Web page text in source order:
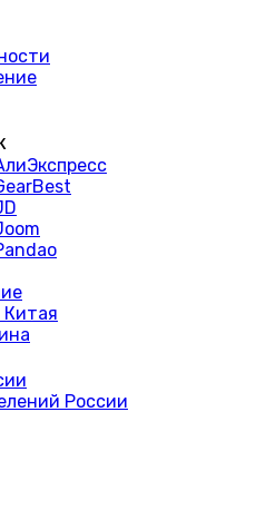
России